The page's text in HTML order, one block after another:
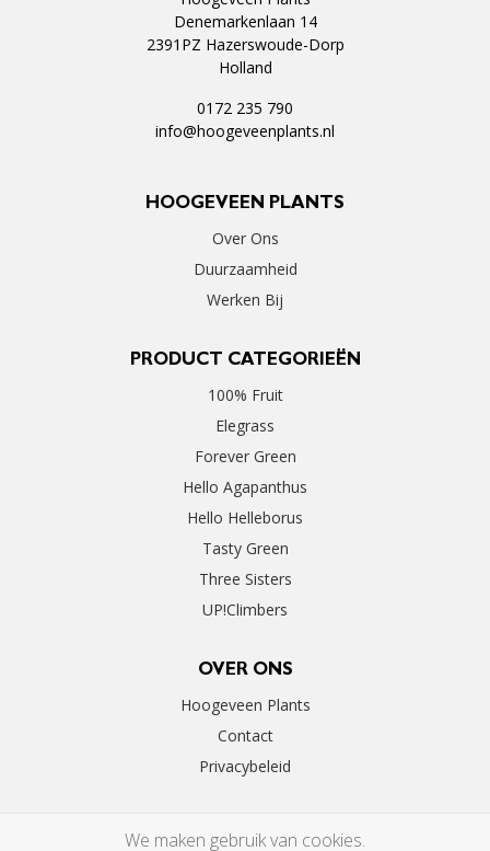
Denemarkenlaan 14
2391PZ Hazerswoude-Dorp
Holland
0172 235 790
info@hoogeveenplants.nl
HOOGEVEEN PLANTS
Over Ons
Duurzaamheid
Werken Bij
PRODUCT CATEGORIEËN
100% Fruit
Elegrass
Forever Green
Hello Agapanthus
Hello Helleborus
Tasty Green
Three Sisters
UP!Climbers
OVER ONS
Hoogeveen Plants
Contact
Privacybeleid
We maken gebruik van cookies.